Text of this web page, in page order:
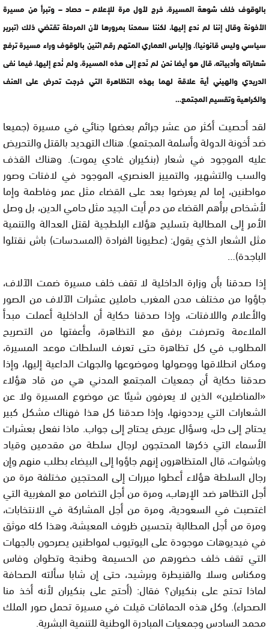
بالوقوف خلف شوهة المسيرة، خرج لأول مرة للإعلام – حصاد – وتبرأ من مسيرة
الأخونة وقال إننا لم ندع إليها، لكننا سمحنا بمرورها لأن المرحلة تقتضي ذلك (تبرير
سياسي وليس قانونيا). وإلياس العماري المتهم رقم اثنين بالوقوف وراء مسيرة ترفع
شعاراته وأدبياته، قال هو أيضا نحن لم نَدع إلى هذه المسيرة، ولم نُدع إليها، فيما نفى
الدريدي والهيني أية علاقة لهما بهذه التظاهرة التي خرجت تحرض على العنف
والكراهية وتقسيم المجتمع…
لقد أحصيت أكثر من عشر جرائم بعضها جنائي في مسيرة (جميعا
ضد أخونة الدولة وأسلمة المجتمع). هناك التهديد بالقتل والتحريض
عليه الموجود في شعار (بنكيران غادي يموت). وهناك القذف
والسب والتشهير، والتمييز العنصري، الموجود في لافتات وصور
مواطنين، إما لم يعرضوا بعد على القضاء مثل عمر وفاطمة وإما
لأشخاص برأهم القضاء من دم أيت الجيد مثل حامي الدين، بل وصل
الأمر إلى المطالبة بتسليح هؤلاء البلطجية لقتل العدالة والتنمية
مثل الشعار الذي يقول: (عطيونا الفرادة (المسدسات) باش نقتلوا
الباجدة)…
إذا صدقنا بأن وزارة الداخلية لا تقف خلف مسيرة ضمت الآلاف،
جاؤوا من مختلف مدن المغرب حاملين عشرات الآلاف من الصور
والأعلام واللافتات، وإذا صدقنا حكاية أن الداخلية أعملت مبدأ
الملاءمة وتصرفت برفق مع التظاهرة، وأعفتها من التصريح
المطلوب في كل تظاهرة حتى تعرف السلطات موعد المسيرة،
ومكان انطلاقها ووصولها وموضوعها والجهات الداعية إليها، وإذا
صدقنا حكاية أن جمعيات المجتمع المدني هي من قاد هؤلاء
«المناضلين» الذين لا يعرفون شيئا عن موضوع المسيرة ولا عن
الشعارات التي يرددونها، وإذا صدقنا كل هذا فهناك مشكل كبير
يحتاج إلى حل، وسؤال عريض يحتاج إلى جواب. ماذا نفعل بعشرات
الأسماء التي ذكرها المحتجون لرجال سلطة من مقدمين وقياد
وباشوات، قال المتظاهرون إنهم جاؤوا إلى البيضاء بطلب منهم وإن
رجال السلطة هؤلاء أعطوا مبررات إلى المحتجين مختلفة مرة من
أجل التظاهر ضد الإرهاب، ومرة من أجل التضامن مع المغربية التي
اغتصبت في السعودية، ومرة من أجل المشاركة في الانتخابات،
ومرة من أجل المطالبة بتحسين ظروف المعيشة، وهذا كله موثق
في فيديوهات موجودة على اليوتيوب لمواطنين يصرحون بالجهات
التي تقف خلف حضورهم من الحسيمة وطنجة وتطوان وفاس
ومكناس وسلا والقنيطرة وبرشيد، حتى إن شابا سألته الصحافة
لماذا تحتج على بنكيران؟ فقال: (أحتج على بنكيران لأنه أخذ منا
الصحراء). وكل هذه الحماقات قيلت في مسيرة تحمل صور الملك
محمد السادس وجمعيات المبادرة الوطنية للتنمية البشرية.